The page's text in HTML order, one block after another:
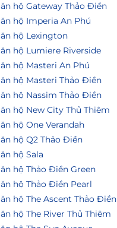
hộ Gateway Thảo Điền
hộ Imperia An Phú
hộ Lexington
hộ Lumiere Riverside
hộ Masteri An Phú
hộ Masteri Thảo Điền
hộ Nassim Thảo Điền
hộ New City Thủ Thiêm
hộ One Verandah
hộ Q2 Thảo Điền
hộ Sala
hộ Thảo Điền Green
hộ Thảo Điền Pearl
hộ The Ascent Thảo Điền
hộ The River Thủ Thiêm